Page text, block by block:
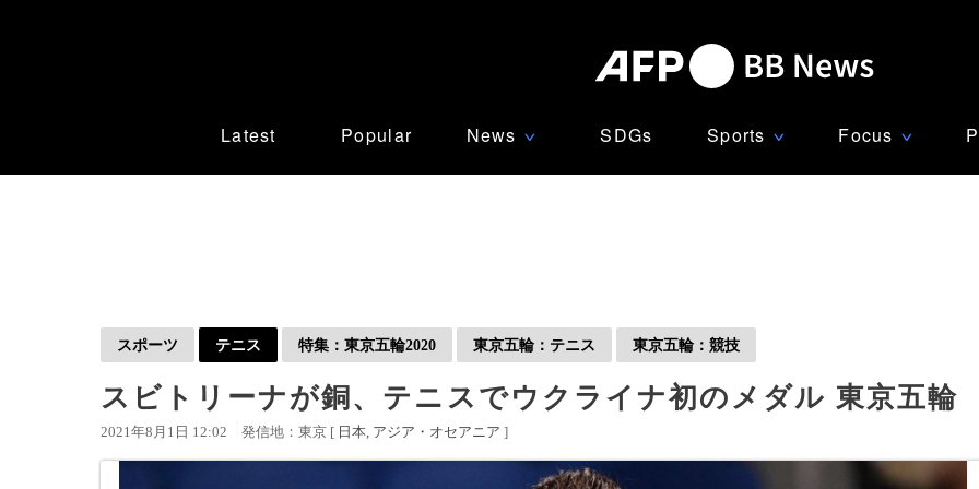
Latest Popular News ∨ SDGs Sports ∨ Focus ∨
スポーツ テニス 特集：東京五輪2020 東京五輪：テニス 東京五輪：競技
スビトリーナが銅、テニスでウクライナ初のメダル 東京五輪
2021年8月1日 12:02 発信地：東京 [ 日本 アジア・オセアニア ]